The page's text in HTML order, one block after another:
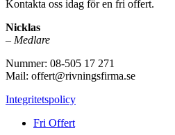
Kontakta oss idag för en fri offert.
Nicklas
– Medlare
Nummer: 08-505 17 271
Mail: offert@rivningsfirma.se
Integritetspolicy
Fri Offert